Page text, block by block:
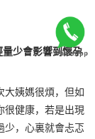
少會影響到懷孕
大姨媽很煩，但如
很健康，若是出現
少，心裏就會忐忑